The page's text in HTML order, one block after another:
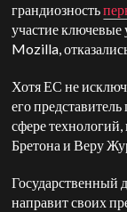
грандиозность
участие ключевые
Mozilla,
Хотя ЕС не
его
сфере
Бретона и Веру
Государственный
направит своих